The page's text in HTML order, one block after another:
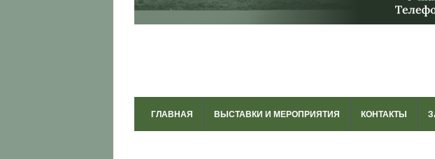
ГЛАВНАЯ ВЫСТАВКИ И МЕРОПРИЯТИЯ КОНТАКТЫ